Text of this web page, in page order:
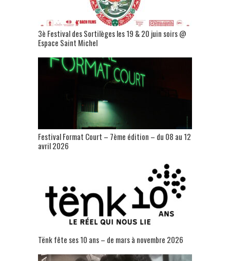
3è Festival des Sortilèges les 19 & 20 juin soirs @
Espace Saint Michel
Festival Format Court – 7ème édition – du 08 au 12
avril 2026
Tënk fête ses 10 ans – de mars à novembre 2026